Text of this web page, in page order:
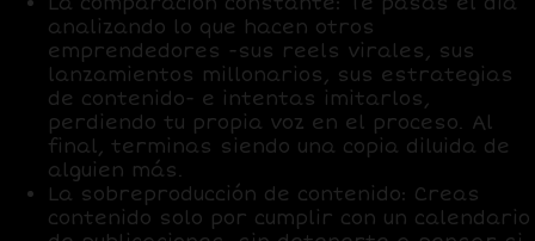
analizando lo que hacen otros
emprendedores -sus reels virales, sus
lanzamientos millonarios, sus estrategias
de contenido- e intentas imitarlos,
perdiendo tu propia voz en el proceso. Al
final, terminas siendo una copia diluida de
alguien más.
La sobreproducción de contenido: Creas
contenido solo por cumplir con un calendario